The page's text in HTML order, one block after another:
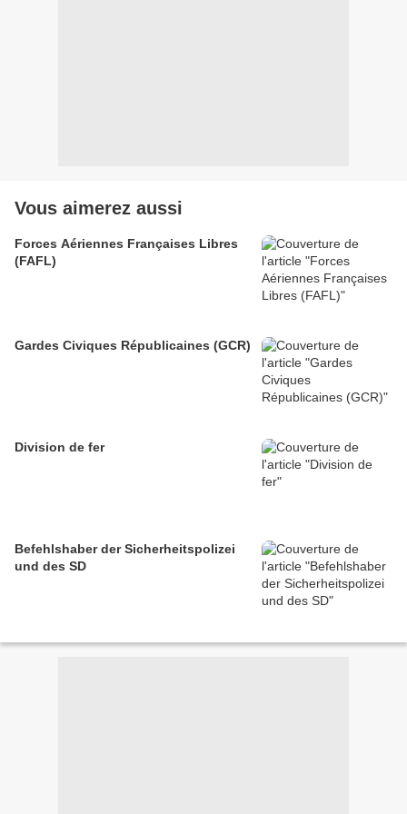
Vous aimerez aussi
Forces Aériennes Françaises Libres
(FAFL)
Gardes Civiques Républicaines (GCR)
Division de fer
Befehlshaber der Sicherheitspolizei
und des SD